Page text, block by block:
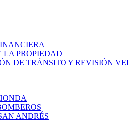
LA PROPIEDAD
DE TRÁNSITO Y REVISIÓN
ANDRÉS